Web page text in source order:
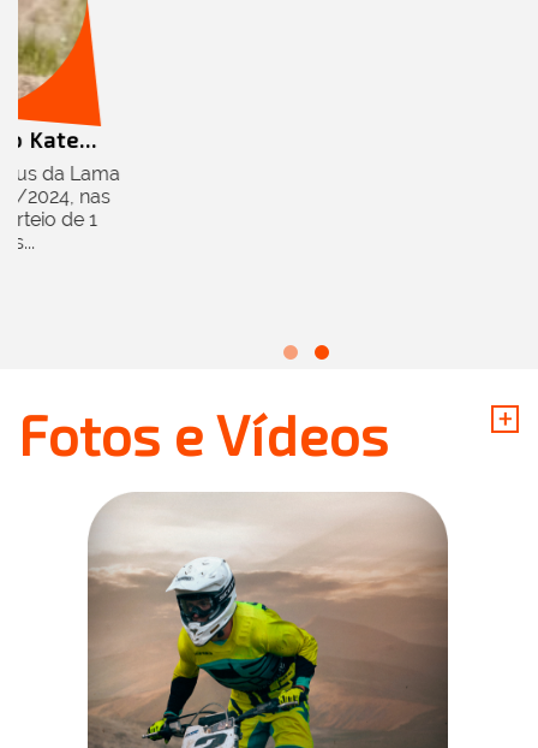
Kate...
da Lama
2024, nas
de 1
Fotos e Vídeos +